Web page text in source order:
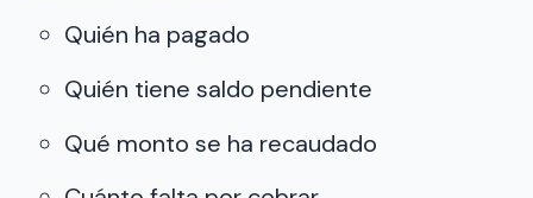
Quién ha pagado
Quién tiene saldo pendiente
Qué monto se ha recaudado